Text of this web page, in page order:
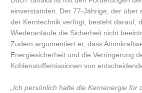
einverstanden. Der 77-Jährige, der über
der Kerntechnik verfügt, besteht darauf,
Wiederanläufe die Sicherheit nicht
Zudem argumentiert er, dass
Energiesicherheit und die Verringerung
Kohlenstoffemissionen von
„Ich persönlich halte die Kernenergie für